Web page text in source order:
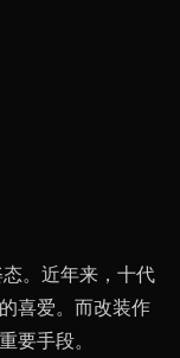
。近年来，十代
喜爱。而改装作
要手段。